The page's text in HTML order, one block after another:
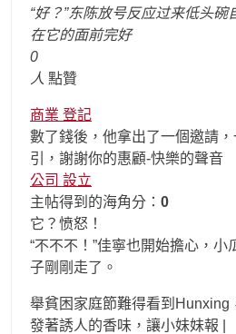
“好？”东陈放号反应过来低头
在它的面前完好
0
人 點贊
商業 登記
數了錢後，他拿出了一個邀請
引，謝謝你的惠顧-快樂的聲音
公司 設立
主帖得到的海角分： 0
它？愤怒！
“不不不！”佳寧也開始擔心，小
子剛剛走了。
舉貧困家庭節難得看到Hunxing
發著誘人的香味，讓小妹妹報 |